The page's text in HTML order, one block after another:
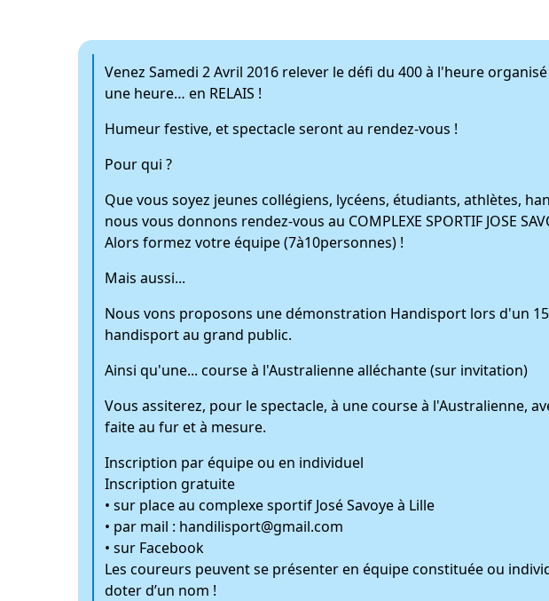
Venez Samedi 2 Avril 2016 relever le défi du 400 à l'heure
une heure… en RELAIS !
Humeur festive, et spectacle seront au rendez-vous !
Pour qui ?
Que vous soyez jeunes collégiens, lycéens, étudiants, athlètes,
nous vous donnons rendez-vous au COMPLEXE SPORTIF JOSE
Alors formez votre équipe (7à10personnes) !
Mais aussi...
Nous vons proposons une démonstration Handisport lors d'un
handisport au grand public.
Ainsi qu'une... course à l'Australienne alléchante (sur invitation)
Vous assiterez, pour le spectacle, à une course à l'Australienne,
faite au fur et à mesure.
Inscription par équipe ou en individuel
Inscription gratuite
• sur place au complexe sportif José Savoye à Lille
• par mail : handilisport@gmail.com
• sur Facebook
Les coureurs peuvent se présenter en équipe constituée ou
doter d’un nom !